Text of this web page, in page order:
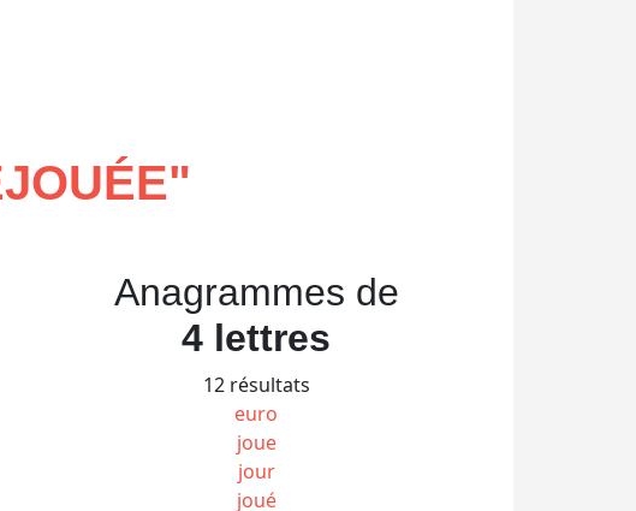
"
Anagrammes de
4 lettres
12 résultats
euro
joue
jour
joué